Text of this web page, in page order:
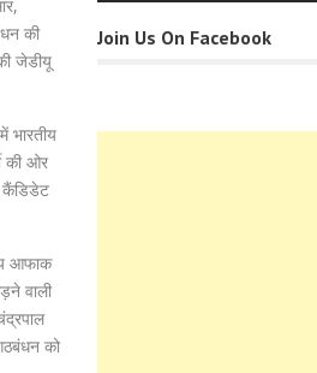
की
जेडीयू
भारतीय
की ओर
कैंडिडेट
आफाक
वाली
को
Join Us On Facebook